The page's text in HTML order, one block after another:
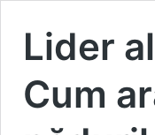
Lider
Cum